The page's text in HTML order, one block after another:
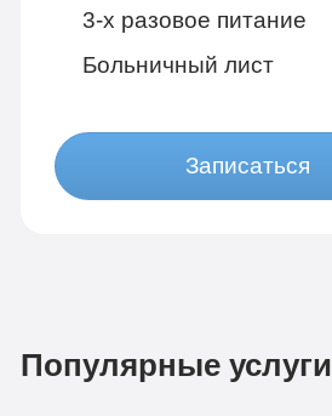
3-х разовое питание
Больничный лист
Записаться
4-х местная комната
Популярные услуги